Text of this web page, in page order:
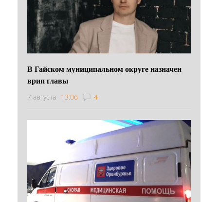
В Гайском муниципальном округе назначен
врип главы
7 августа 13:06 4